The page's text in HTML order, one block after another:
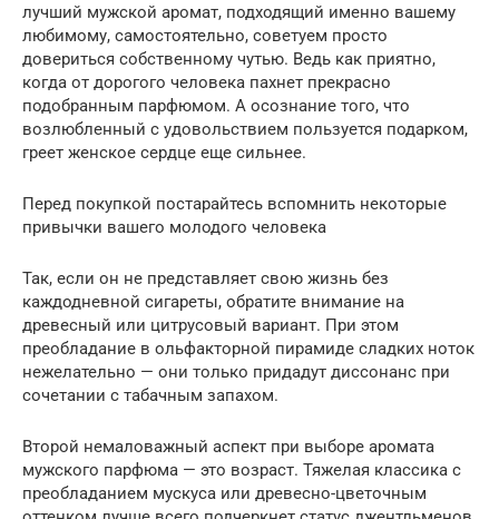
лучший мужской аромат, подходящий именно вашему
любимому, самостоятельно, советуем просто
довериться собственному чутью. Ведь как приятно,
когда от дорогого человека пахнет прекрасно
подобранным парфюмом. А осознание того, что
возлюбленный с удовольствием пользуется подарком,
греет женское сердце еще сильнее.
Перед покупкой постарайтесь вспомнить некоторые
привычки вашего молодого человека
Так, если он не представляет свою жизнь без
каждодневной сигареты, обратите внимание на
древесный или цитрусовый вариант. При этом
преобладание в ольфакторной пирамиде сладких ноток
нежелательно — они только придадут диссонанс при
сочетании с табачным запахом.
Второй немаловажный аспект при выборе аромата
мужского парфюма — это возраст. Тяжелая классика с
преобладанием мускуса или древесно-цветочным